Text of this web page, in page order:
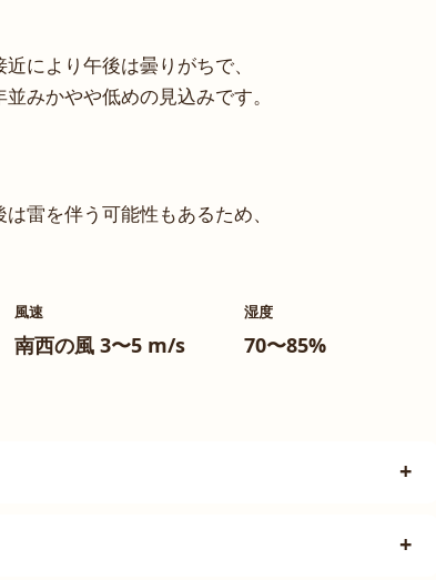
により午後は曇りがちで、
みかやや低めの見込みです。
雷を伴う可能性もあるため、
風速
南西の風 3〜5 m/s
湿度
70〜85%